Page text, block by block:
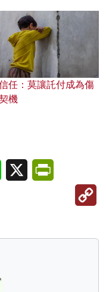
任：莫讓託付成為傷
機
Line X